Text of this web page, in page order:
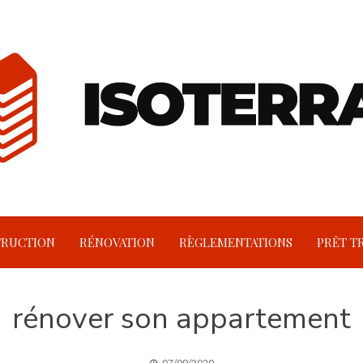
RÉNOVATION RÈGLEMENTATIONS PRÊT
rénover son appartement